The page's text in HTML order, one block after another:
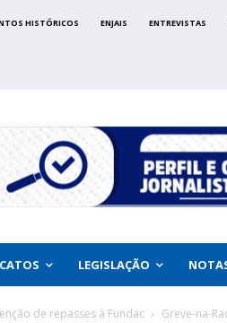
HISTÓRICOS ENJAIS ENTREVISTAS
LEGISLAÇÃO
de repasses à Fundac Greve-na-